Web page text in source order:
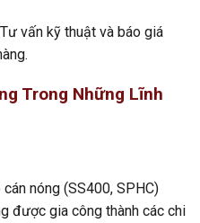
vấn kỹ thuật và báo giá
Trong Những Lĩnh
nóng (SS400, SPHC)
được gia công thành các chi